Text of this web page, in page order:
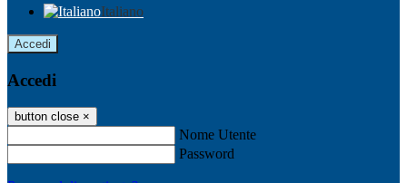
Italiano
Accedi
Accedi
button close ×
Nome Utente
Password